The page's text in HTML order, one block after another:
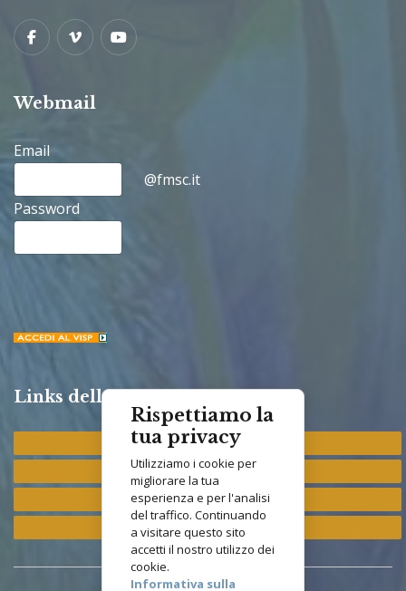
Rispettiamo la
tua privacy
Utilizziamo i cookie per
migliorare la tua
esperienza e per l'analisi
del traffico. Continuando
a visitare questo sito
accetti il nostro utilizzo dei
cookie.
Informativa sulla
FacebookVimeoYoutube
Webmail
Email
@fmsc.it
Password
Links della Congregazione
Provincia "St. Francis"
Provincia "M. Immacolata"
Provincia "S. Antonio"
Provincia "S. Elisabetta"